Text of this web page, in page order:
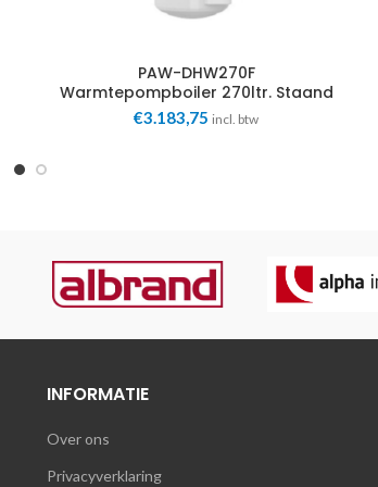
PAW-DHW270F
Warmtepompboiler 270ltr. Staand
model Panasonic
€3.183,75 incl. btw
INFORMATIE
Over ons
Privacyverklaring